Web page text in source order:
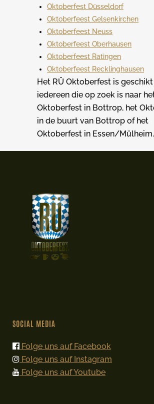
Oktoberfest Düsseldorf
Oktoberfeest Gelsenkirchen
Oktoberfeest Neuss
Oktoberfeest Oberhausen
Oktoberfeest Ratingen
Oktoberfeest Recklinghausen
Het RÜ Oktoberfest is
iedereen die op zoek is naar
Oktoberfest in Bottrop, het
in de buurt van Bottrop of het
Oktoberfest in Essen/Mülheim.
SOCIAL MEDIA
Folge uns auf Facebook
Folge uns auf Instagram
Folge uns auf Youtube